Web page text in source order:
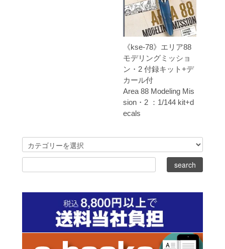
《kse-78》エリア88
モデリングミッショ
ン・2 付録キット+デ
カール付
Area 88 Modeling Mis
sion・2 ：1/144 kit+d
ecals